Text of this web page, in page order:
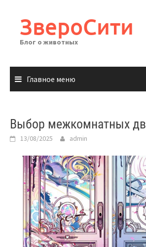
содержимому
ЗвероСити
Блог о животных
Главное меню
Выбор межкомнатных
13/08/2025 admin